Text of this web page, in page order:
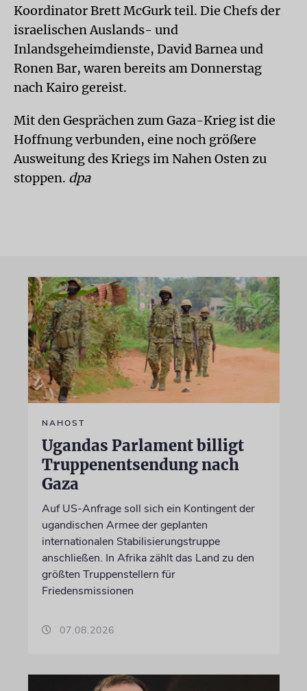
Koordinator Brett McGurk teil. Die Chefs der
israelischen Auslands- und
Inlandsgeheimdienste, David Barnea und
Ronen Bar, waren bereits am Donnerstag
nach Kairo gereist.
Mit den Gesprächen zum Gaza-Krieg ist die
Hoffnung verbunden, eine noch größere
Ausweitung des Kriegs im Nahen Osten zu
stoppen. dpa
NAHOST
Ugandas Parlament billigt
Truppenentsendung nach
Gaza
Auf US-Anfrage soll sich ein Kontingent der
ugandischen Armee der geplanten
internationalen Stabilisierungstruppe
anschließen. In Afrika zählt das Land zu den
größten Truppenstellern für
Friedensmissionen
07.08.2026